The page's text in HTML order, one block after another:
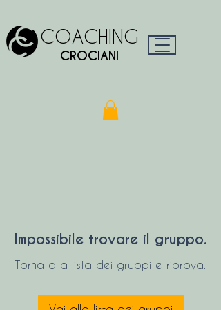
COACHING
CROCIANI
Impossibile trovare il gruppo.
Torna alla lista dei gruppi e riprova.